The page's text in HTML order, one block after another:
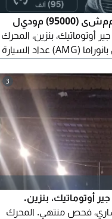
يقدم لكم مرسيدس 400 AMG. ممشى (95000) موديل
جير أوتوماتيك، بنزين، المحرك
شبه وكالة، مخزن. نوع السيارة مرسيدس بانوراما (AMG) عداد السيارة
3
للبيع، جير أوتوماتيك، بنزين.
تأمين ساري، فحص منتهي. المحرك